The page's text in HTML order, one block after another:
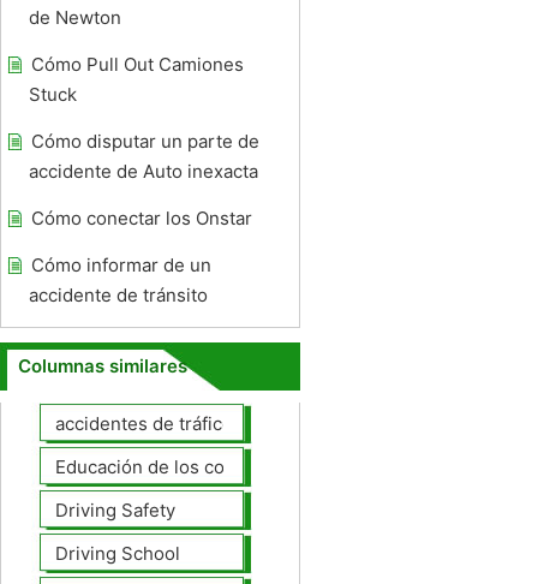
de Newton
Cómo Pull Out Camiones
Stuck
Cómo disputar un parte de
accidente de Auto inexacta
Cómo conectar los Onstar
Cómo informar de un
accidente de tránsito
Columnas similares
accidentes de tráfico
Educación de los conductores
Driving Safety
Driving School